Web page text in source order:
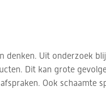
Uit onderzoek
Dit kan grote
Ook schaamte